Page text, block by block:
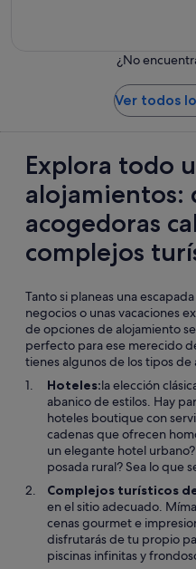
¿No
Ver todos
Explora todo
alojamientos:
acogedoras
complejos
Tanto si planeas una
negocios o unas vacaciones
de opciones de alojamiento
perfecto para ese merecido
tienes algunos de los tipos
Hoteles:la elección
abanico de estilos. Hay
hoteles boutique con
cadenas que ofrecen
un elegante hotel
posada rural? Sea lo que
Complejos turísticos
en el sitio adecuado.
cenas gourmet e
disfrutarás de tu propio
piscinas infinitas y